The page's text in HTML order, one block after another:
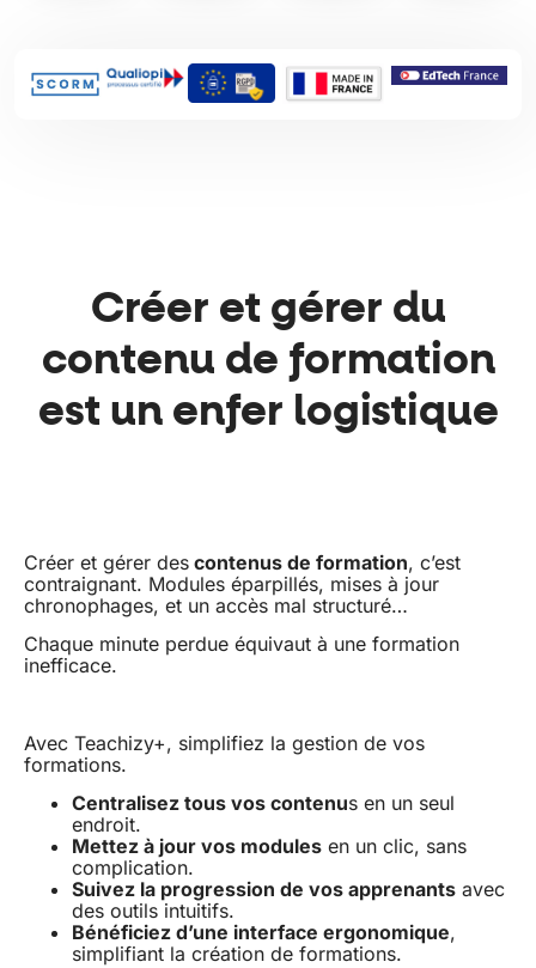
Créer et gérer du
contenu de formation
est un enfer logistique
Créer et gérer des contenus de formation, c’est
contraignant. Modules éparpillés, mises à jour
chronophages, et un accès mal structuré…
Chaque minute perdue équivaut à une formation
inefficace.
Avec Teachizy+, simplifiez la gestion de vos
formations.
Centralisez tous vos contenus en un seul
endroit.
Mettez à jour vos modules en un clic, sans
complication.
Suivez la progression de vos apprenants avec
des outils intuitifs.
Bénéficiez d’une interface ergonomique,
simplifiant la création de formations.